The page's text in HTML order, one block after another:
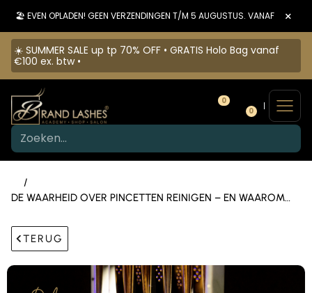
🏖️ EVEN OPLADEN! GEEN VERZENDINGEN T/M 5 AUGUSTUS. VANAF 6 ×
☀️ SUMMER SALE up tp 70% OFF • GRATIS Holo Bag vanaf
€100 ex. btw •
0
0
/
DE WAARHEID OVER PINCETTEN REINIGEN – EN WAAROM
TERUG